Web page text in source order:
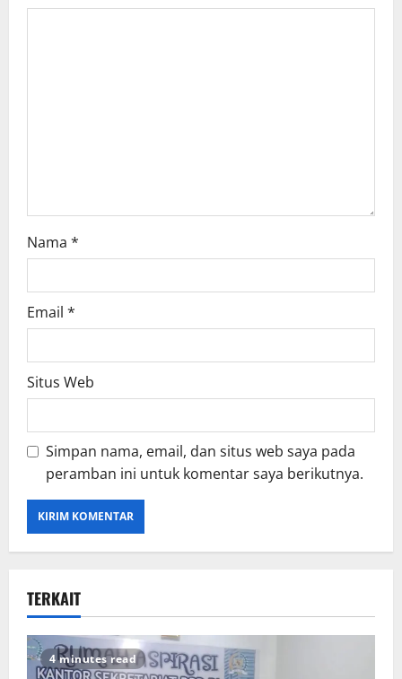
Nama *
Email *
Situs Web
Simpan nama, email, dan situs web saya pada
peramban ini untuk komentar saya berikutnya.
TERKAIT
4 minutes read